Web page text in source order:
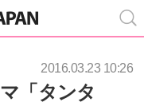
2016.03.23 10:26
「タンタ